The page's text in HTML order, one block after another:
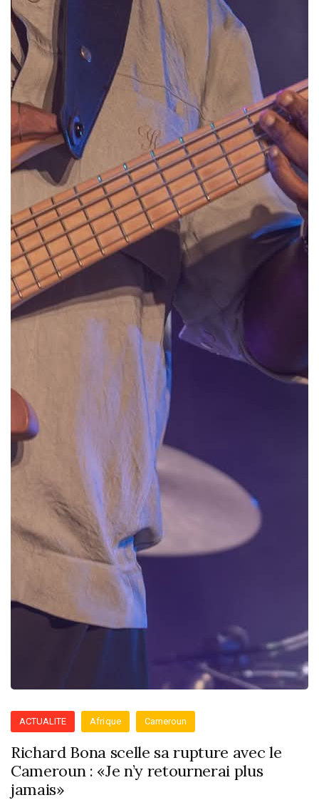
ACTUALITE Afrique Cameroun
Richard Bona scelle sa rupture avec le
Cameroun : «Je n’y retournerai plus
jamais»